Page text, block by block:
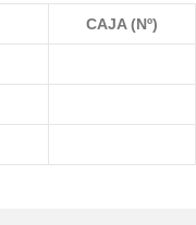
CAJA (Nº)